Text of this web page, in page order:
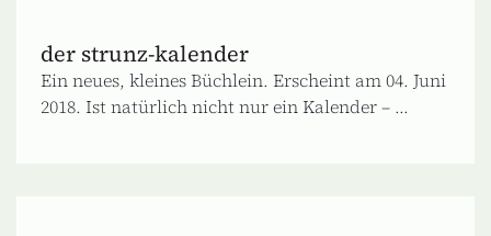
der strunz-kalender
Ein neues, kleines Büchlein. Erscheint am 04. Juni
2018. Ist natürlich nicht nur ein Kalender – ...